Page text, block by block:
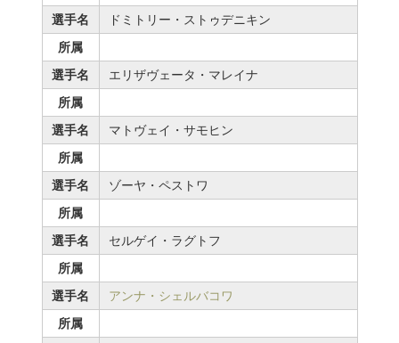
選手名
ドミトリー・ストゥデニキン
所属
選手名
エリザヴェータ・マレイナ
所属
選手名
マトヴェイ・サモヒン
所属
選手名
ゾーヤ・ペストワ
所属
選手名
セルゲイ・ラグトフ
所属
選手名
アンナ・シェルバコワ
所属